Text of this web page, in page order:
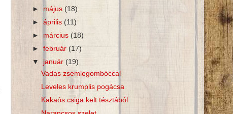
► május (18)
►április (11)
► március(18)
►február(17)
▼ január (19)
Vadas zsemlegombóccal
Leveles krumplis pogácsa
Kakaós csiga kelt tésztából